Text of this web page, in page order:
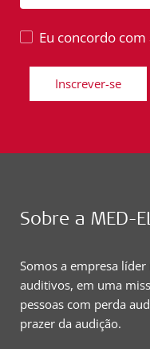
Eu concordo
Inscrever-se
Sobre a MED-EL
Somos a empresa
auditivos, em uma
pessoas com perda
prazer da audição.